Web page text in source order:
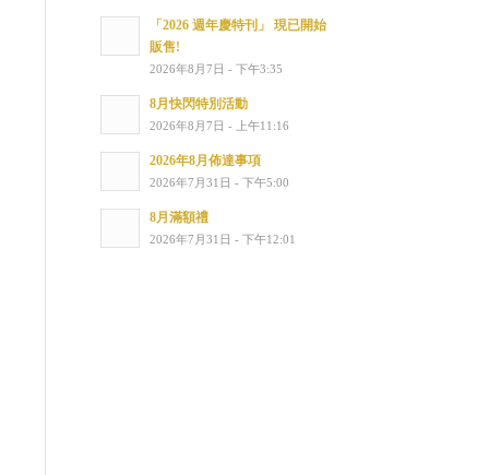
「2026 週年慶特刊」 現已開始
販售!
2026年8月7日 - 下午3:35
8月快閃特別活動
2026年8月7日 - 上午11:16
2026年8月佈達事項
2026年7月31日 - 下午5:00
8月滿額禮
2026年7月31日 - 下午12:01